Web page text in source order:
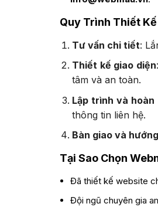
Quy Trình Thiết
Tư vấn chi tiết:
Thiết kế giao diện
tâm và an toàn.
Lập trình và hoàn
thông tin liên hệ.
Bàn giao và
Tại Sao Chọn
Đã thiết kế website
Đội ngũ chuyên gia